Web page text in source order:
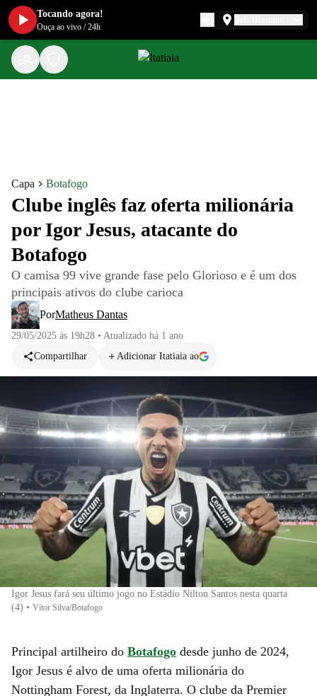
Capa Botafogo
Clube inglês faz oferta milionária
por Igor Jesus, atacante do
Botafogo
O camisa 99 vive grande fase pelo Glorioso e é um dos
principais ativos do clube carioca
PorMatheus Dantas
29/05/2025 às 19h28 • Atualizado há 1 ano
Compartilhar
Adicionar Itatiaia ao
Igor Jesus fará seu último jogo no Estádio Nilton Santos nesta quarta
(4) • Vítor Silva/Botafogo
Principal artilheiro do Botafogo desde junho de 2024,
Igor Jesus é alvo de uma oferta milionária do
Nottingham Forest, da Inglaterra. O clube da Premier
Tocando agora!
Ouça ao vivo /24h